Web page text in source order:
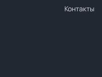
Контакты